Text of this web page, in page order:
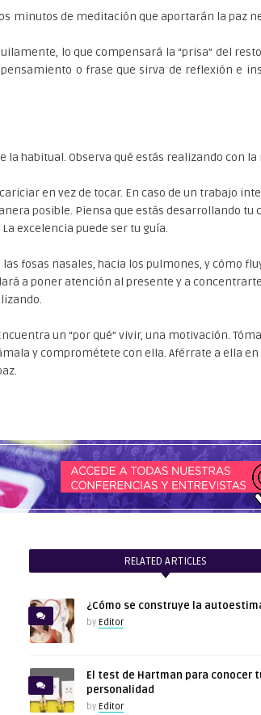
minutos de meditación que aportarán la paz
lo que compensará la “prisa” del
o frase que sirva de reflexión e
habitual. Observa qué estás realizando con
en vez de tocar. En caso de un trabajo
posible. Piensa que estás desarrollando tu
excelencia puede ser tu guía.
fosas nasales, hacia los pulmones, y cómo
a poner atención al presente y a
un “por qué” vivir, una motivación.
y comprométete con ella. Aférrate a ella en
RELATED ARTICLES
¿Cómo se construye la
by Editor
El test de Hartman para conocer
personalidad
by Editor